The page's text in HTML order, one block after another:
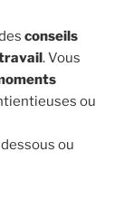
conseils
. Vous
ou
ou